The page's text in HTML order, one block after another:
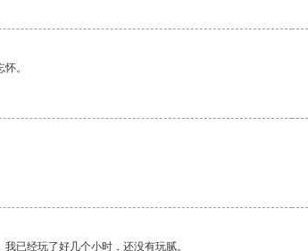
。
已经玩了好几个小时，还没有玩腻。